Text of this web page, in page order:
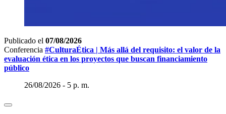
Publicado el 07/08/2026
Conferencia #CulturaÉtica | Más allá del requisito: el valor de la
evaluación ética en los proyectos que buscan financiamiento
público
26/08/2026 - 5 p. m.